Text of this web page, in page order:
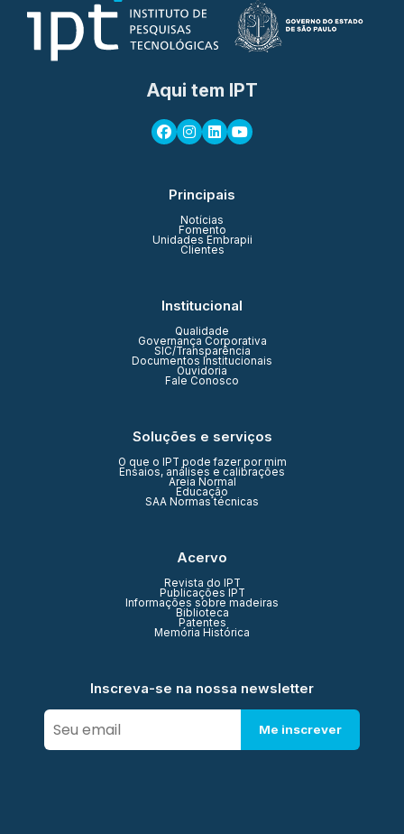
Aqui tem IPT
Principais
Notícias
Fomento
Unidades Embrapii
Clientes
Institucional
Qualidade
Governança Corporativa
SIC/Transparência
Documentos Institucionais
Ouvidoria
Fale Conosco
Soluções e serviços
O que o IPT pode fazer por mim
Ensaios, análises e calibrações
Areia Normal
Educação
SAA Normas técnicas
Acervo
Revista do IPT
Publicações IPT
Informações sobre madeiras
Biblioteca
Patentes
Memória Histórica
Inscreva-se na nossa newsletter
Me inscrever